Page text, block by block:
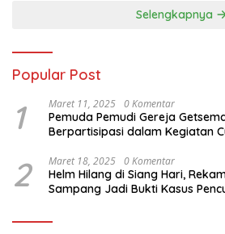
Selengkapnya
Popular Post
1 Maret 11, 2025 0 Komentar
Pemuda Pemudi Gereja
Berpartisipasi dalam Kegiatan
Kegiatan Paskah
2 Maret 18, 2025 0 Komentar
Helm Hilang di Siang Hari,
Sampang Jadi Bukti Kasus